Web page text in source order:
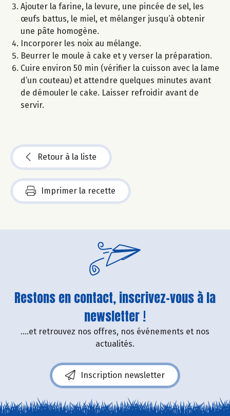
Ajouter la farine, la levure, une pincée de sel, les
œufs battus, le miel, et mélanger jusqu’à obtenir
une pâte homogène.
Incorporer les noix au mélange.
Beurrer le moule à cake et y verser la préparation.
Cuire environ 50 min (vérifier la cuisson avec la lame
d’un couteau) et attendre quelques minutes avant
de démouler le cake. Laisser refroidir avant de
servir.
Retour à la liste
Imprimer la recette
Restons en contact, inscrivez-vous à la
newsletter !
....et retrouvez nos offres, nos événements et nos
actualités.
Inscription newsletter